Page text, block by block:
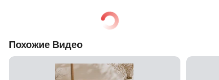
Функ
ция
Токсичность отсутствует ,
Без загрязнения
Длительное время горения
Высокое качество и конкурентоспособная
Похожие Видео